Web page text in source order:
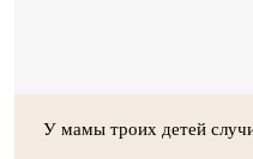
У мамы троих детей